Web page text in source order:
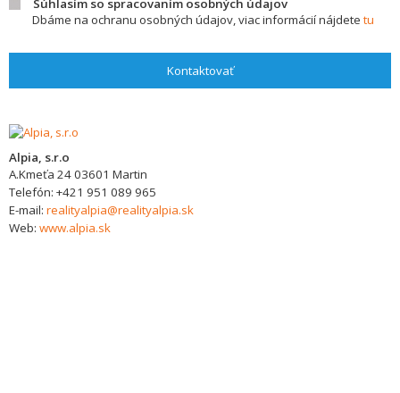
Súhlasím so spracovaním osobných údajov
Dbáme na ochranu osobných údajov, viac informácií nájdete tu
Kontaktovať
Alpia, s.r.o
A.Kmeťa 2403601 Martin
Telefón: +421 951 089 965
E-mail: realityalpia@realityalpia.sk
Web: www.alpia.sk